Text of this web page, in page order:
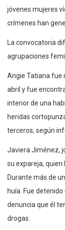
jóvenes mujeres
crímenes han
La convocatoria
agrupaciones
Angie Tatiana fue
abril y fue
interior de una
heridas
terceros, según
Javiera Jiménez,
su expareja, quien
Durante más de
huía. Fue
denuncia que él
drogas.